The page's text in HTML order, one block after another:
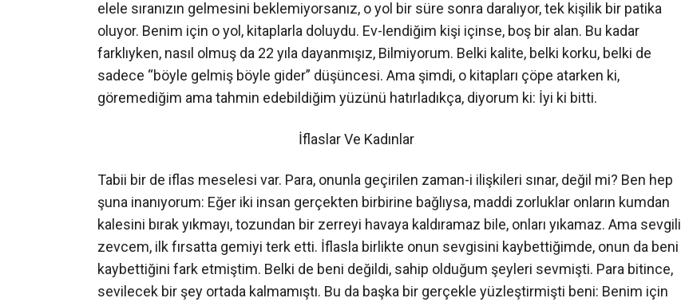
elele sıranızın gelmesini beklemiyorsanız, o yol bir süre sonra daralıyor, tek kişilik bir patika
oluyor. Benim için o yol, kitaplarla doluydu. Ev-lendiğim kişi içinse, boş bir alan. Bu kadar
farklıyken, nasıl olmuş da 22 yıla dayanmışız, Bilmiyorum. Belki kalite, belki korku, belki de
sadece “böyle gelmiş böyle gider” düşüncesi. Ama şimdi, o kitapları çöpe atarken ki,
göremediğim ama tahmin edebildiğim yüzünü hatırladıkça, diyorum ki: İyi ki bitti.
İflaslar Ve Kadınlar
Tabii bir de iflas meselesi var. Para, onunla geçirilen zaman-i ilişkileri sınar, değil mi? Ben hep
şuna inanıyorum: Eğer iki insan gerçekten birbirine bağlıysa, maddi zorluklar onların kumdan
kalesini bırak yıkmayı, tozundan bir zerreyi havaya kaldıramaz bile, onları yıkamaz. Ama sevgili
zevcem, ilk fırsatta gemiyi terk etti. İflasla birlikte onun sevgisini kaybettiğimde, onun da beni
kaybettiğini fark etmiştim. Belki de beni değildi, sahip olduğum şeyleri sevmişti. Para bitince,
sevilecek bir şey ortada kalmamıştı. Bu da başka bir gerçekle yüzleştirmişti beni: Benim için